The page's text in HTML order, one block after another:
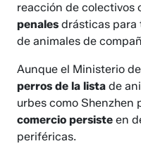
reacción de colectivos
penales drásticas para
de animales de
Aunque el Ministerio
perros de la lista de
urbes como Shenzhen
comercio persiste en
periféricas.